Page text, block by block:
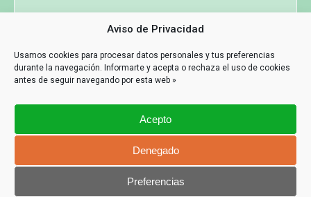
Aviso de Privacidad
Usamos cookies para procesar datos personales y tus preferencias
durante la navegación. Informarte y acepta o rechaza el uso de cookies
antes de seguir navegando por esta web »
Acepto
Denegado
Preferencias
Con Tecnología MASWEB
Aviso legal Política de privacidad
Términos y Condiciones de Compra
Información y contacto